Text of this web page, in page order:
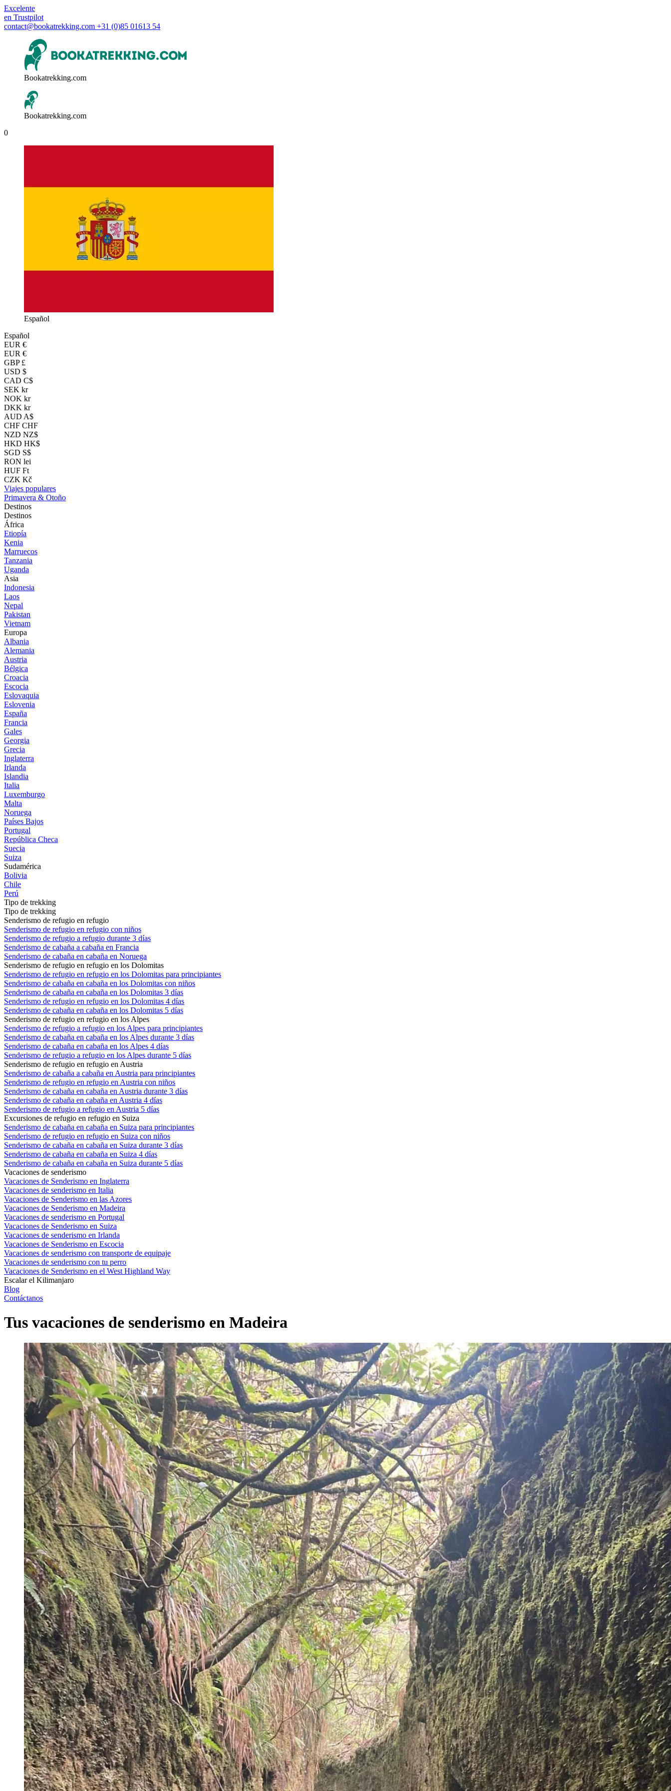
Excelente
en Trustpilot
contact@bookatrekking.com +31 (0)85 01613 54
Bookatrekking.com
Bookatrekking.com
0
Español
Español
EUR €
EUR €
GBP £
USD $
CAD C$
SEK kr
NOK kr
DKK kr
AUD A$
CHF CHF
NZD NZ$
HKD HK$
SGD S$
RON lei
HUF Ft
CZK Kč
Viajes populares
Primavera & Otoño
Destinos
Destinos
África
Etiopía
Kenia
Marruecos
Tanzania
Uganda
Asia
Indonesia
Laos
Nepal
Pakistan
Vietnam
Europa
Albania
Alemania
Austria
Bélgica
Croacia
Escocia
Eslovaquia
Eslovenia
España
Francia
Gales
Georgia
Grecia
Inglaterra
Irlanda
Islandia
Italia
Luxemburgo
Malta
Noruega
Países Bajos
Portugal
República Checa
Suecia
Suiza
Sudamérica
Bolivia
Chile
Perú
Tipo de trekking
Tipo de trekking
Senderismo de refugio en refugio
Senderismo de refugio en refugio con niños
Senderismo de refugio a refugio durante 3 días
Senderismo de cabaña a cabaña en Francia
Senderismo de cabaña en cabaña en Noruega
Senderismo de refugio en refugio en los Dolomitas
Senderismo de refugio en refugio en los Dolomitas para principiantes
Senderismo de cabaña en cabaña en los Dolomitas con niños
Senderismo de cabaña en cabaña en los Dolomitas 3 días
Senderismo de refugio en refugio en los Dolomitas 4 días
Senderismo de cabaña en cabaña en los Dolomitas 5 días
Senderismo de refugio en refugio en los Alpes
Senderismo de refugio a refugio en los Alpes para principiantes
Senderismo de cabaña en cabaña en los Alpes durante 3 días
Senderismo de cabaña en cabaña en los Alpes 4 días
Senderismo de refugio a refugio en los Alpes durante 5 días
Senderismo de refugio en refugio en Austria
Senderismo de cabaña a cabaña en Austria para principiantes
Senderismo de refugio en refugio en Austria con niños
Senderismo de cabaña en cabaña en Austria durante 3 días
Senderismo de cabaña en cabaña en Austria 4 días
Senderismo de refugio a refugio en Austria 5 días
Excursiones de refugio en refugio en Suiza
Senderismo de cabaña en cabaña en Suiza para principiantes
Senderismo de refugio en refugio en Suiza con niños
Senderismo de cabaña en cabaña en Suiza durante 3 días
Senderismo de cabaña en cabaña en Suiza 4 días
Senderismo de cabaña en cabaña en Suiza durante 5 días
Vacaciones de senderismo
Vacaciones de Senderismo en Inglaterra
Vacaciones de senderismo en Italia
Vacaciones de Senderismo en las Azores
Vacaciones de Senderismo en Madeira
Vacaciones de senderismo en Portugal
Vacaciones de Senderismo en Suiza
Vacaciones de senderismo en Irlanda
Vacaciones de Senderismo en Escocia
Vacaciones de senderismo con transporte de equipaje
Vacaciones de senderismo con tu perro
Vacaciones de Senderismo en el West Highland Way
Escalar el Kilimanjaro
Blog
Contáctanos
Tus vacaciones de senderismo en Madeira